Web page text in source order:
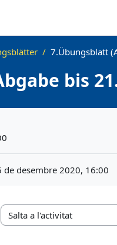
7.Übungsblatt
bis
de desembre 2020, 16:00
Salta a l'activitat